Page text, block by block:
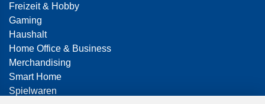
Freizeit & Hobby
Gaming
Haushalt
Home Office & Business
Merchandising
Smart Home
Spielwaren